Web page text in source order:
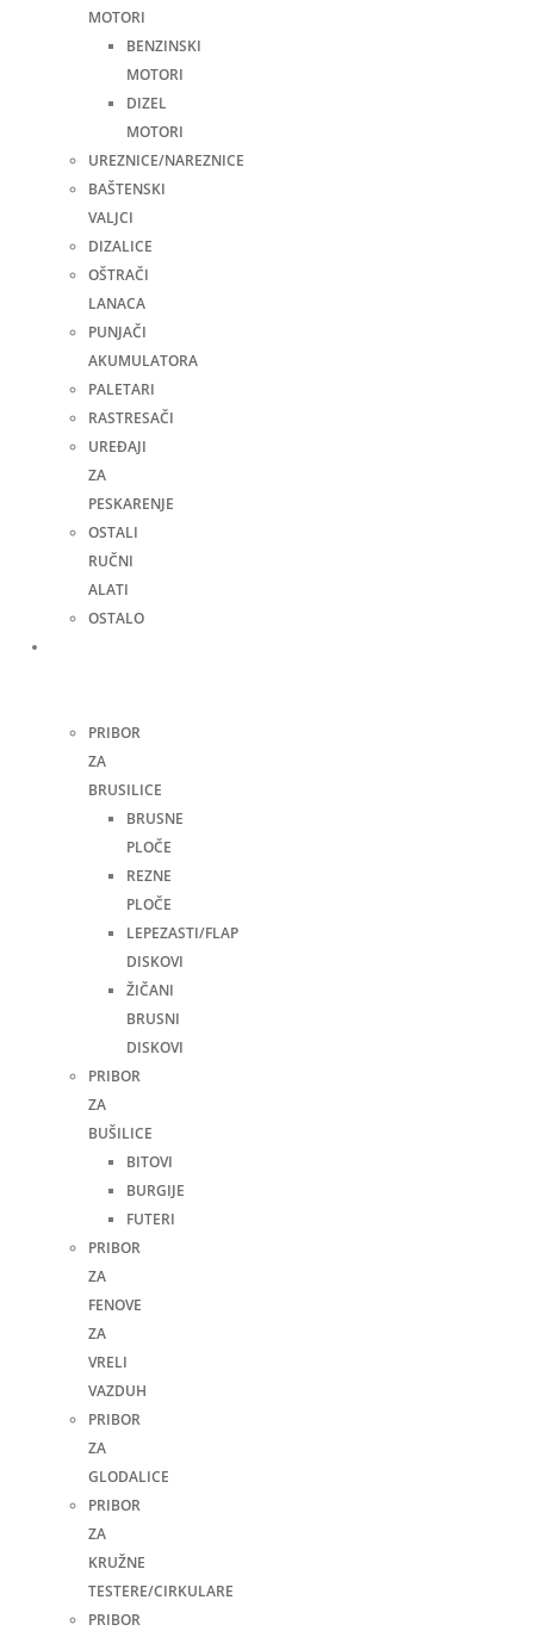
MOTORI
BENZINSKI
MOTORI
DIZEL
MOTORI
UREZNICE/NAREZNICE
BAŠTENSKI
VALJCI
DIZALICE
OŠTRAČI
LANACA
PUNJAČI
AKUMULATORA
PALETARI
RASTRESAČI
UREĐAJI
ZA
PESKARENJE
OSTALI
RUČNI
ALATI
OSTALO
PRIBOR
ZA
BRUSILICE
BRUSNE
PLOČE
REZNE
PLOČE
LEPEZASTI/FLAP
DISKOVI
ŽIČANI
BRUSNI
DISKOVI
PRIBOR
ZA
BUŠILICE
BITOVI
BURGIJE
FUTERI
PRIBOR
ZA
FENOVE
ZA
VRELI
VAZDUH
PRIBOR
ZA
GLODALICE
PRIBOR
ZA
KRUŽNE
TESTERE/CIRKULARE
PRIBOR